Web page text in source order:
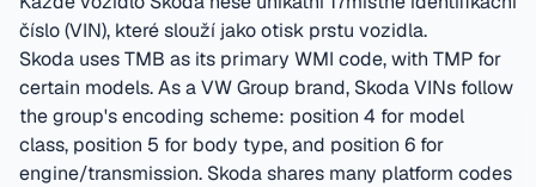
číslo (VIN), které slouží jako otisk prstu vozidla.
Skoda uses TMB as its primary WMI code, with TMP for
certain models. As a VW Group brand, Skoda VINs follow
the group's encoding scheme: position 4 for model
class, position 5 for body type, and position 6 for
engine/transmission. Skoda shares many platform codes